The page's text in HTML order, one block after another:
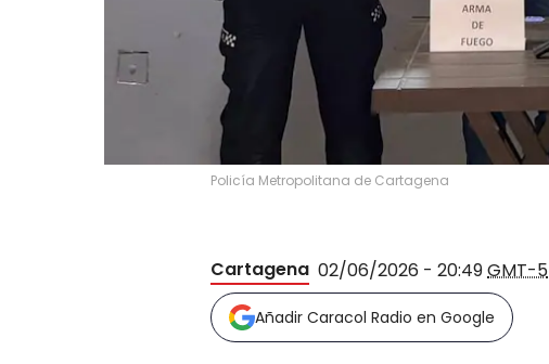
Policía Metropolitana de Cartagena
Cartagena 02/06/2026 - 20:49GMT-5
Añadir Caracol Radio en Google